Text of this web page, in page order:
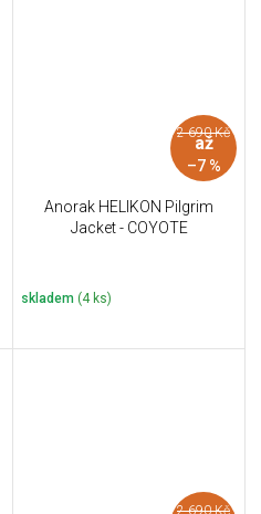
2 690 Kč
až
–7 %
Anorak HELIKON Pilgrim
Jacket - COYOTE
skladem (4 ks)
2 690 Kč